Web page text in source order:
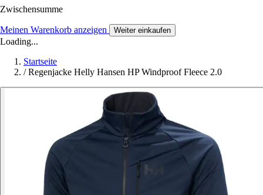
Zwischensumme
Meinen Warenkorb anzeigen Weiter einkaufen
Loading...
Startseite
/ Regenjacke Helly Hansen HP Windproof Fleece 2.0